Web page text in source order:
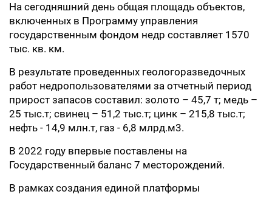
На сегодняшний день общая площадь объектов,
включенных в Программу управления
государственным фондом недр составляет 1570
тыс. кв. км.
В результате проведенных геологоразведочных
работ недропользователями за отчетный период
прирост запасов составил: золото – 45,7 т; медь –
25 тыс.т; свинец – 51,2 тыс.т; цинк – 215,8 тыс.т;
нефть - 14,9 млн.т, газ - 6,8 млрд.м3.
В 2022 году впервые поставлены на
Государственный баланс 7 месторождений.
В рамках создания единой платформы